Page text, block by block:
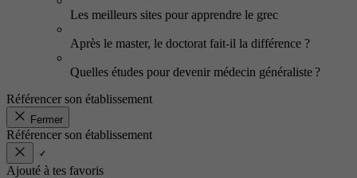
Les meilleurs sites pour apprendre le grec
Après le master, le doctorat fait-il la différence ?
Quelles études pour devenir médecin généraliste ?
Référencer son établissement
Fermer
Référencer son établissement
Ajouté à tes favoris